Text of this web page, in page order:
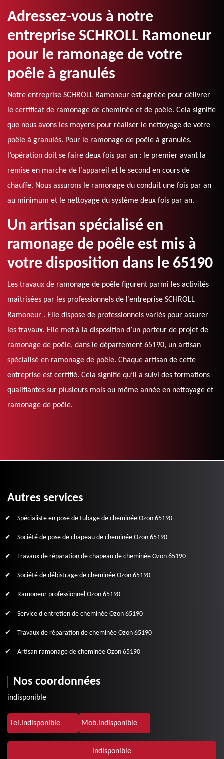
Adressez-vous à notre
entreprise SCHROLL Ramoneur
pour le ramonage de votre
poêle à granulés
Notre entreprise SCHROLL Ramoneur est agréée pour délivrer
le certificat de ramonage de cheminée et de poêle. Cela signifie
que nous avons les moyens pour réaliser le nettoyage de votre
poêle à granulés. Pour le ramonage de poêle à granulés,
l’opération doit se faire deux fois par an : le premier avant la
remise en marche de l’appareil et le second en cours de
chauffe. Nous assurons le ramonage du conduit une fois par an
au minimum et le nettoyage du système deux fois par an.
Un artisan spécialisé en
ramonage de poêle est mis à
votre disposition dans le 65190
Les travaux de ramonage de poêle figurent parmi les activités
maitrisées par les professionnels de l’entreprise SCHROLL
Ramoneur . Elle dispose de professionnels variés pour assurer
les travaux. Elle met à la disposition d’un porteur de projet de
ramonage de poêle, dans le département 65190, un artisan
spécialisé en ramonage de poêle. Chaque artisan de cette
entreprise est certifié. Cela signifie qu’il a suivi des formations
qualifiantes sur plusieurs mois ou même année en nettoyage et
ramonage de poêle.
Autres services
Spécialiste en pose de tubage de cheminée Ozon 65190
Société de pose de chapeau de cheminée Ozon 65190
Travaux de réparation de chapeau de cheminée Ozon 65190
Société de débistrage de cheminée Ozon 65190
Ramoneur professionnel Ozon 65190
Service d'entretien de cheminée Ozon 65190
Travaux de réparation de cheminée Ozon 65190
Artisan ramonage de cheminée Ozon 65190
Nos coordonnées
indisponible
Tel.indisponible Mob.indisponible
indisponible